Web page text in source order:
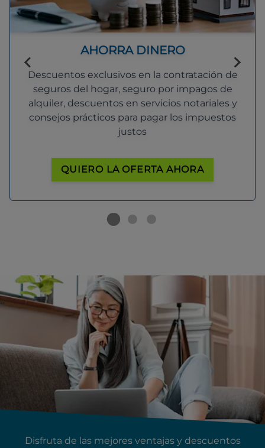
AHORRA DINERO
Descuentos exclusivos en la contratación de
seguros del hogar, seguro por impagos de
alquiler, descuentos en servicios notariales y
consejos prácticos para pagar los impuestos
justos
QUIERO LA OFERTA AHORA
Disfruta de las mejores ventajas y descuentos